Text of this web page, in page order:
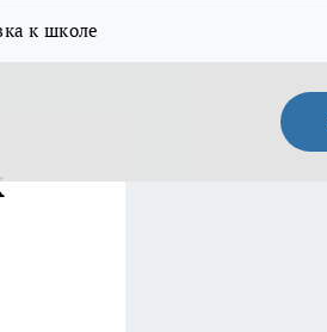
к школе